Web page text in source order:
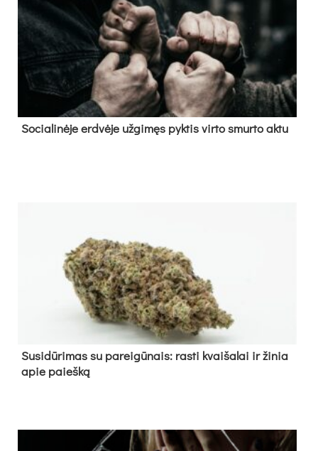
So­cia­li­nė­je erd­vė­je už­gi­męs pyk­tis vir­to smur­to ak­tu
Su­si­dū­ri­mas su pa­rei­gū­nais: ras­ti kvai­ša­lai ir ži­nia
apie paieš­ką